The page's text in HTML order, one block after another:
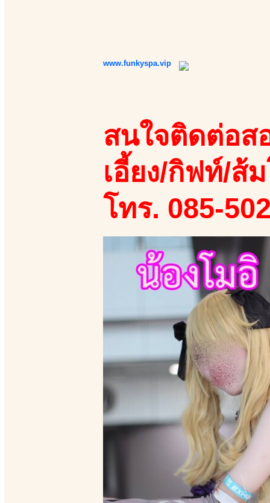
www.funkyspa.vip
สนใจติดต่อส
เอี้ยง/กิฟท์/ส้
โทร. 085-